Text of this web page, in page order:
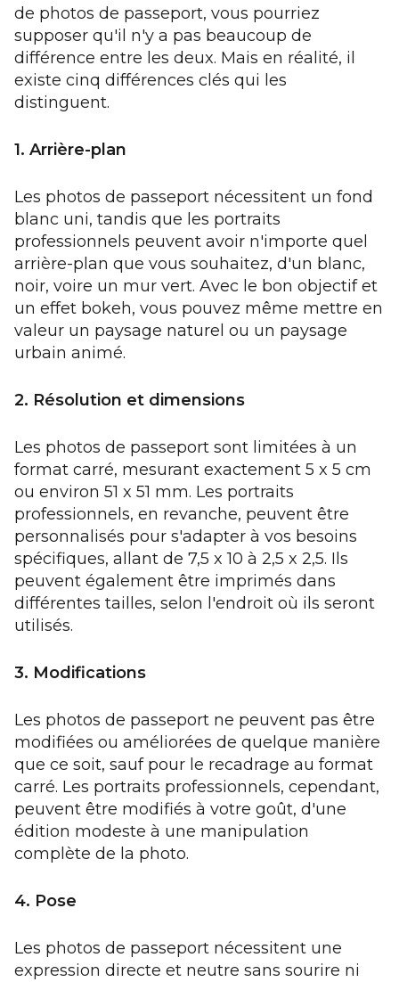
de photos de passeport, vous pourriez
supposer qu'il n'y a pas beaucoup de
différence entre les deux. Mais en réalité, il
existe cinq différences clés qui les
distinguent.
1. Arrière-plan
Les photos de passeport nécessitent un fond
blanc uni, tandis que les portraits
professionnels peuvent avoir n'importe quel
arrière-plan que vous souhaitez, d'un blanc,
noir, voire un mur vert. Avec le bon objectif et
un effet bokeh, vous pouvez même mettre en
valeur un paysage naturel ou un paysage
urbain animé.
2. Résolution et dimensions
Les photos de passeport sont limitées à un
format carré, mesurant exactement 5 x 5 cm
ou environ 51 x 51 mm. Les portraits
professionnels, en revanche, peuvent être
personnalisés pour s'adapter à vos besoins
spécifiques, allant de 7,5 x 10 à 2,5 x 2,5. Ils
peuvent également être imprimés dans
différentes tailles, selon l'endroit où ils seront
utilisés.
3. Modifications
Les photos de passeport ne peuvent pas être
modifiées ou améliorées de quelque manière
que ce soit, sauf pour le recadrage au format
carré. Les portraits professionnels, cependant,
peuvent être modifiés à votre goût, d'une
édition modeste à une manipulation
complète de la photo.
4. Pose
Les photos de passeport nécessitent une
expression directe et neutre sans sourire ni